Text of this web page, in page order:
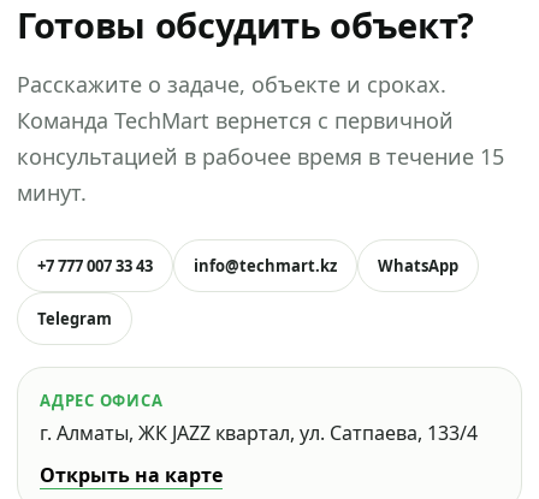
Готовы обсудить объект?
Расскажите о задаче, объекте и сроках.
Команда TechMart вернется с первичной
консультацией в рабочее время в течение 15
минут.
+7 777 007 33 43 info@techmart.kz WhatsApp
Telegram
АДРЕС ОФИСА
г. Алматы, ЖК JAZZ квартал, ул. Сатпаева, 133/4
Открыть на карте